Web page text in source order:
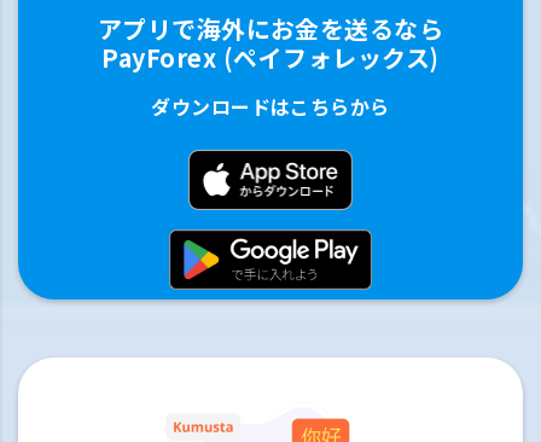
アプリで海外にお金を送るなら
PayForex (ペイフォレックス)
ダウンロードはこちらから